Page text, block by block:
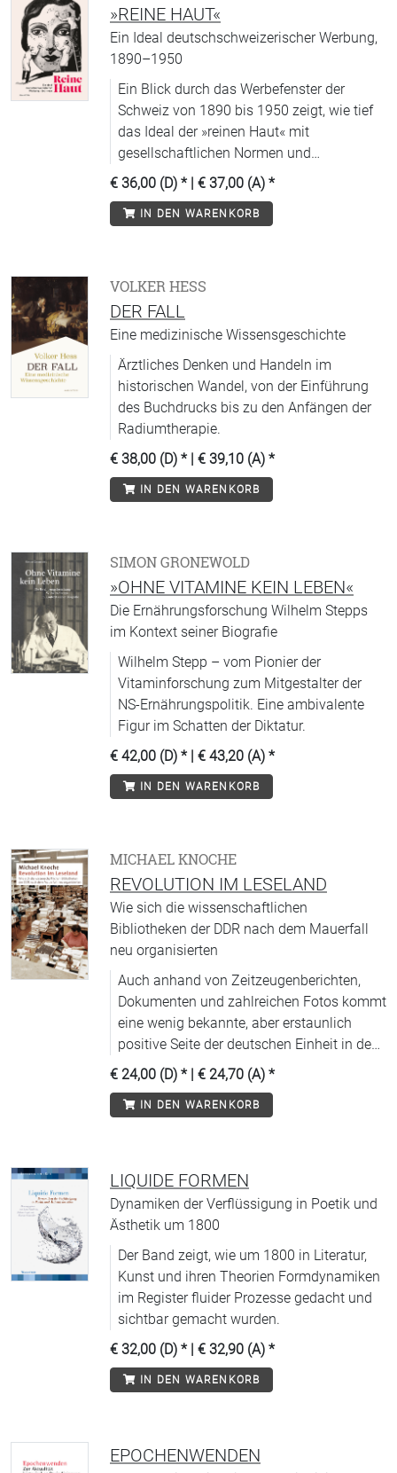
»REINE HAUT«
Ein Ideal deutschschweizerischer Werbung,
1890–1950
Ein Blick durch das Werbefenster der
Schweiz von 1890 bis 1950 zeigt, wie tief
das Ideal der »reinen Haut« mit
gesellschaftlichen Normen und
Körperbildern verflochten war.
€ 36,00 (D) * | € 37,00 (A) *
IN DEN WARENKORB
VOLKER HESS
DER FALL
Eine medizinische Wissensgeschichte
Ärztliches Denken und Handeln im
historischen Wandel, von der Einführung
des Buchdrucks bis zu den Anfängen der
Radiumtherapie.
€ 38,00 (D) * | € 39,10 (A) *
IN DEN WARENKORB
SIMON GRONEWOLD
»OHNE VITAMINE KEIN LEBEN«
Die Ernährungsforschung Wilhelm Stepps
im Kontext seiner Biografie
Wilhelm Stepp – vom Pionier der
Vitaminforschung zum Mitgestalter der
NS-Ernährungspolitik. Eine ambivalente
Figur im Schatten der Diktatur.
€ 42,00 (D) * | € 43,20 (A) *
IN DEN WARENKORB
MICHAEL KNOCHE
REVOLUTION IM LESELAND
Wie sich die wissenschaftlichen
Bibliotheken der DDR nach dem Mauerfall
neu organisierten
Auch anhand von Zeitzeugenberichten,
Dokumenten und zahlreichen Fotos kommt
eine wenig bekannte, aber erstaunlich
positive Seite der deutschen Einheit in den
Blick.
€ 24,00 (D) * | € 24,70 (A) *
IN DEN WARENKORB
LIQUIDE FORMEN
Dynamiken der Verflüssigung in Poetik und
Ästhetik um 1800
Der Band zeigt, wie um 1800 in Literatur,
Kunst und ihren Theorien Formdynamiken
im Register fluider Prozesse gedacht und
sichtbar gemacht wurden.
€ 32,00 (D) * | € 32,90 (A) *
IN DEN WARENKORB
EPOCHENWENDEN